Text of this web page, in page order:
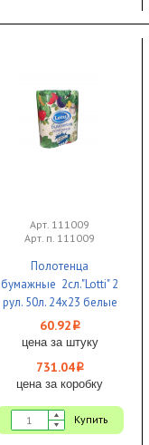
Арт. 111009
Арт. п. 111009
Полотенца
бумажные 2сл."Lotti" 2
рул. 50л. 24х23 белые
1/12
60.92 i
цена за штуку
731.04i
цена за коробку
Купить